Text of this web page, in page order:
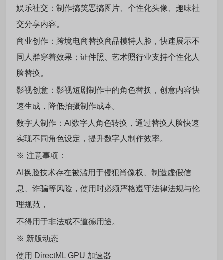
娱乐社交：制作搞笑恶搞图片、个性化头像、趣味社
交分享内容。
商业创作：跨境电商替换商品模特人脸，快速展示不
同人群穿着效果；证件照、艺术照行业支持个性化人
脸替换。
影视创意：影视短剧制作中的角色替换，创意内容快
速生成，降低拍摄制作成本。
数字人制作：AI数字人角色转换，通过替换人脸快速
实现不同角色设定，提升数字人制作效率。
※ 注意事项：
AI换脸技术存在被滥用于侵犯肖像权、制造虚假信
息、诈骗等风险，使用时必须严格遵守法律法规与伦
理规范，
不得用于非法或不道德用途。
※ 新版动态
使用 DirectML GPU 加速器